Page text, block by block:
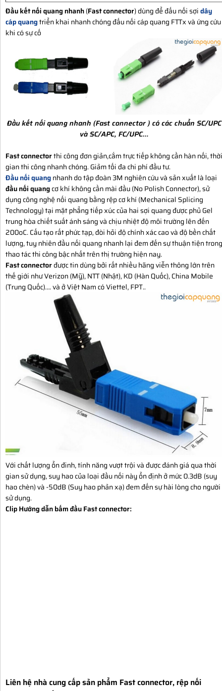
Đầu kết nối quang nhanh(Fast connector) dùng để đấu nối sợidây
cáp quangtriển khai nhanh chóng đấu nối cáp quang FTTx và ứng cứu
khi có sự cố
Đầu kết nối quang nhanh (Fast connector )có các chuẩnSC/UPC
vàSC/APC, FC/UPC...
Fast connectorthi công đơn giản,cắm trực tiếp không cần hàn nối, thời
gian thi công nhanh chóng. Giảm tối đa chi phí đầu tư.
Đầu nối quangnhanh do tập đoàn 3M nghiên cứu và sản xuất là loại
đầu nối quangcơ khí không cần mài đầu (No Polish Connector), sử
dụng công nghệ nối quang bằng rệp cơ khí (Mechanical Splicing
Technology) tại mặt phẳng tiếp xúc của hai sợi quang được phủ Gel
trung hòa chiết suất ánh sáng và chịu nhiệt độ môi trường lên đến
200oC. Cấu tạo rất phức tạp, đòi hỏi độ chính xác cao và độ bền chất
lượng, tuy nhiên đầu nối quang nhanh lại đem đến sự thuận tiện trong
thao tác thi công bậc nhất trên thị trường hiện nay.
Fast connectorđược tin dùng bởi rất nhiều hãng viễn thông lớn trên
thế giới như Verizon (Mỹ), NTT (Nhật), KD (Hàn Quốc), China Mobile
(Trung Quốc)…. và ở Việt Nam có Viettel, FPT..
Với chất lượng ổn đinh, tính năng vượt trội và được đánh giá qua thời
gian sử dụng, suy hao của loại đầu nối này ổn định ở mức 0.3dB (suy
hao chèn) và -50dB (Suy hao phản xạ) đem đến sự hài lòng cho người
sử dụng.
Clip Hướng dẫn bấm đầu Fast connector:
Liên hệ nhà cung cấp sản phẩm Fast connector, rệp nối